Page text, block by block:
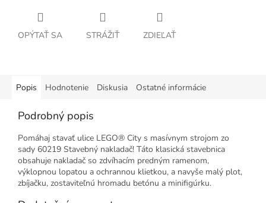
OPÝTAŤ SA STRÁŽIŤ ZDIEĽAŤ
Popis Hodnotenie Diskusia Ostatné informácie
Podrobný popis
Pomáhaj stavať ulice LEGO® City s masívnym strojom zo
sady 60219 Stavebný nakladač! Táto klasická stavebnica
obsahuje nakladač so zdvíhacím predným ramenom,
výklopnou lopatou a ochrannou klietkou, a navyše malý plot,
zbíjačku, zostaviteľnú hromadu betónu a minifigúrku.